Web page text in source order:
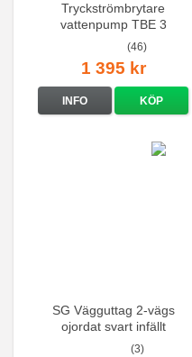
Tryckströmbrytare
vattenpump TBE 3
(46)
1 395 kr
INFO KÖP
SG Vägguttag 2-vägs
ojordat svart infällt
16A/250V
(3)